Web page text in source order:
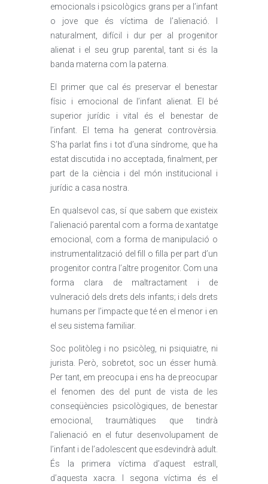
emocionals i psicològics grans per a l’infant
o jove que és víctima de l’alienació. I
naturalment, difícil i dur per al progenitor
alienat i el seu grup parental, tant si és la
banda materna com la paterna.
El primer que cal és preservar el benestar
físic i emocional de l’infant alienat. El bé
superior jurídic i vital és el benestar de
l’infant. El tema ha generat controvèrsia.
S’ha parlat fins i tot d’una síndrome, que ha
estat discutida i no acceptada, finalment, per
part de la ciència i del món institucional i
jurídic a casa nostra.
En qualsevol cas, sí que sabem que existeix
l’alienació parental com a forma de xantatge
emocional, com a forma de manipulació o
instrumentalització del fill o filla per part d’un
progenitor contra l’altre progenitor. Com una
forma clara de maltractament i de
vulneració dels drets dels infants; i dels drets
humans per l’impacte que té en el menor i en
el seu sistema familiar.
Soc politòleg i no psicòleg, ni psiquiatre, ni
jurista. Però, sobretot, soc un ésser humà.
Per tant, em preocupa i ens ha de preocupar
el fenomen des del punt de vista de les
conseqüències psicològiques, de benestar
emocional, traumàtiques que tindrà
l’alienació en el futur desenvolupament de
l’infant i de l’adolescent que esdevindrà adult.
És la primera víctima d’aquest estrall,
d’aquesta xacra. I segona víctima és el